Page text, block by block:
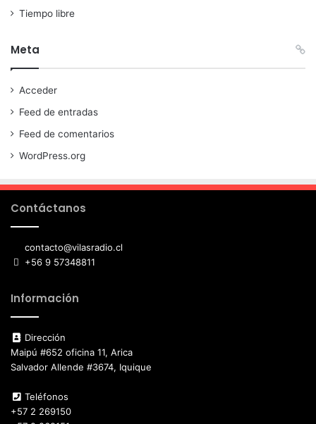
Tiempo libre
Meta
Acceder
Feed de entradas
Feed de comentarios
WordPress.org
Contáctanos
contacto@vilasradio.cl
+56 9 57348811
Información
Dirección
Maipú #652 oficina 11, Arica
Salvador Allende #3674, Iquique
Teléfonos
+57 2 269150